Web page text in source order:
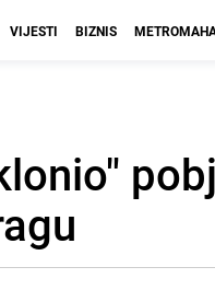
VIJESTI BIZNIS